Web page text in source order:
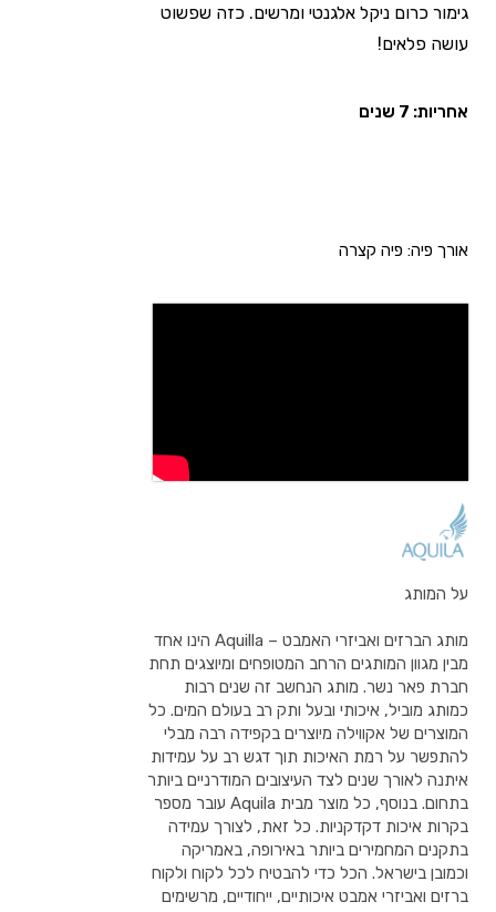
גימור כרום ניקל אלגנטי ומרשים. כזה שפשוט
עושה פלאים!
אחריות: 7 שנים
אורך פיה: פיה קצרה
על המותג
מותג הברזים ואביזרי האמבט – Aquilla הינו אחד
מבין מגוון המותגים הרחב המטופחים ומיוצגים תחת
חברת פאר נשר. מותג הנחשב זה שנים רבות
כמותג מוביל, איכותי ובעל ותק רב בעולם המים. כל
המוצרים של אקווילה מיוצרים בקפידה רבה מבלי
להתפשר על רמת האיכות תוך דגש רב על עמידות
איתנה לאורך שנים לצד העיצובים המודרניים ביותר
בתחום. בנוסף, כל מוצר מבית Aquila עובר מספר
בקרות איכות דקדקניות. כל זאת, לצורך עמידה
בתקנים המחמירים ביותר באירופה, באמריקה
וכמובן בישראל. הכל כדי להבטיח לכל לקוח ולקוח
ברזים ואביזרי אמבט איכותיים, ייחודיים, מרשימים